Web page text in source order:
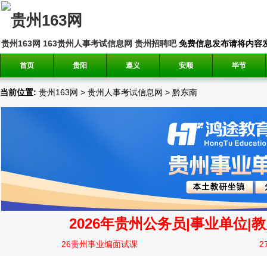
贵州163网 163贵州人事考试信息网 贵州招聘吧免费信息发布请将内容
首页 贵阳 遵义 安顺 毕节
当前位置: 贵州163网 > 贵州人事考试信息网 > 黔东南